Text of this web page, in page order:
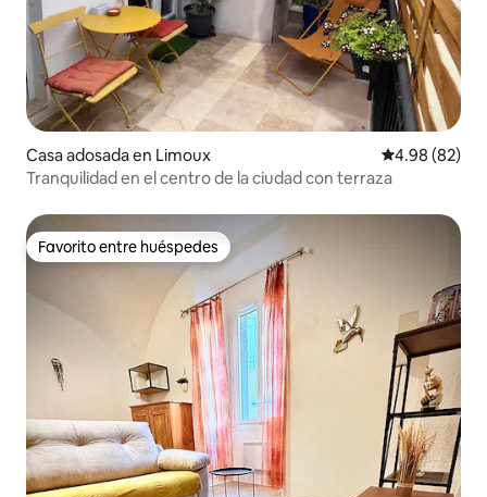
Casa adosada en Limoux Calificación
4.98 (82)
Tranquilidad en el centro de la ciudad con terraza
Favorito entre huéspedes
Favorito entre huéspedes